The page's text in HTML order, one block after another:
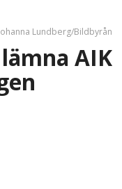
Lundberg/Bildbyrån
AIK